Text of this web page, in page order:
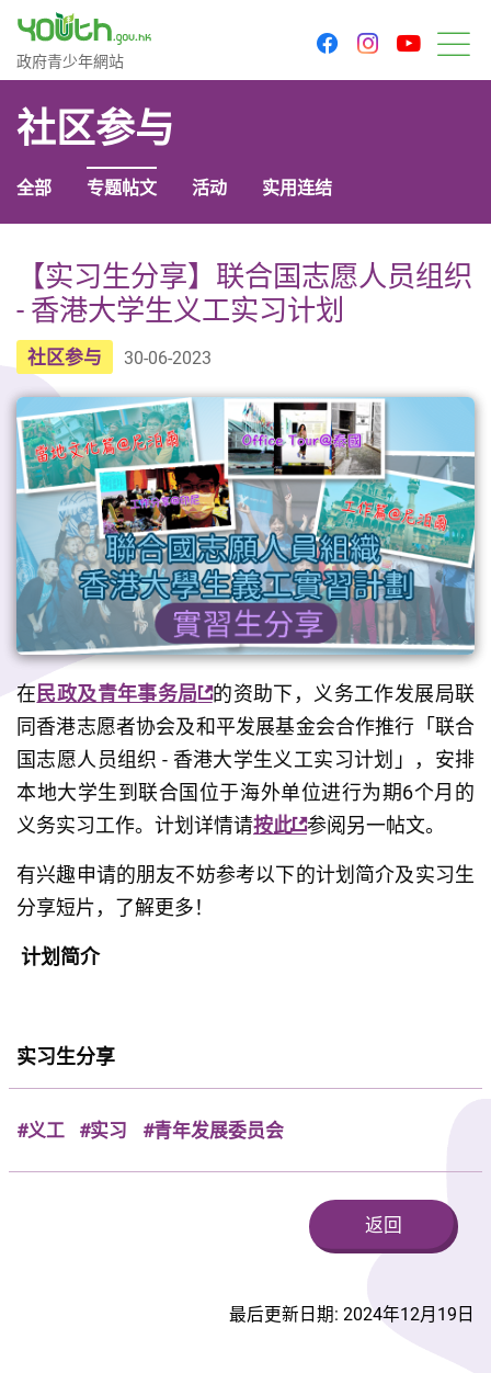
政府青少年网站
政府青少年網站
facebookinstagram
社区参与
全部 专题帖文 活动 实用连结
【实习生分享】联合国志愿人员组织
- 香港大学生义工实习计划
社区参与 30-06-2023
在民政及青年事务局
的资助下，义务工作发展局联
同香港志愿者协会及和平发展基金会合作推行「联合
国志愿人员组织 - 香港大学生义工实习计划」，安排
本地大学生到联合国位于海外单位进行为期6个月的
义务实习工作。计划详情请按此 参阅另一帖文。
有兴趣申请的朋友不妨参考以下的计划简介及实习生
分享短片，了解更多！
计划简介
实习生分享
#义工 #实习 #青年发展委员会
返回
最后更新日期: 2024年12月19日